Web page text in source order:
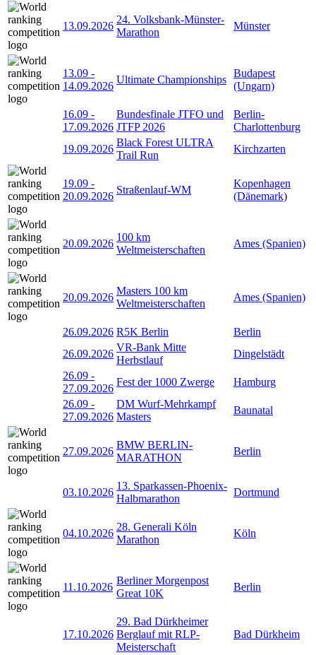
13.09.2026
24. Volksbank-Münster-
Marathon
Münster
13.09 -
14.09.2026
Ultimate Championships
Budapest
(Ungarn)
16.09 -
17.09.2026
Bundesfinale JTFO und
JTFP 2026
Berlin-
Charlottenburg
19.09.2026
Black Forest ULTRA
Trail Run
Kirchzarten
19.09 -
20.09.2026
Straßenlauf-WM
Kopenhagen
(Dänemark)
20.09.2026
100 km
Weltmeisterschaften
Ames (Spanien)
20.09.2026
Masters 100 km
Weltmeisterschaften
Ames (Spanien)
26.09.2026 R5K Berlin
Berlin
26.09.2026
VR-Bank Mitte
Herbstlauf
Dingelstädt
26.09 -
27.09.2026
Fest der 1000 Zwerge
Hamburg
26.09 -
27.09.2026
DM Wurf-Mehrkampf
Masters
Baunatal
27.09.2026
BMW BERLIN-
MARATHON
Berlin
03.10.2026
13. Sparkassen-Phoenix-
Halbmarathon
Dortmund
04.10.2026
28. Generali Köln
Marathon
Köln
11.10.2026
Berliner Morgenpost
Great 10K
Berlin
17.10.2026
29. Bad Dürkheimer
Berglauf mit RLP-
Meisterschaft
Bad Dürkheim